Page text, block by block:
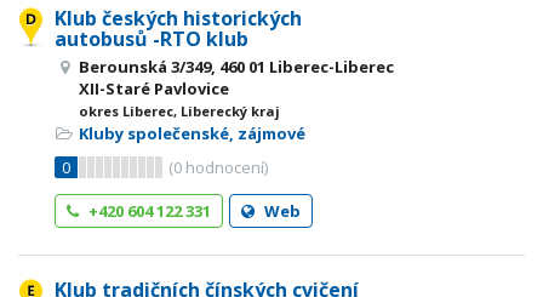
Klub českých historických
autobusů -RTO klub
Berounská 3/349, 460 01 Liberec-Liberec
XII-Staré Pavlovice
okres Liberec, Liberecký kraj
Kluby společenské, zájmové
0
(0 hodnocení)
+420 604 122 331
Web
Klub tradičních čínských cvičení